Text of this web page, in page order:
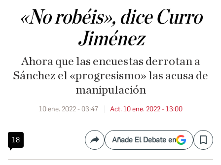
«No robéis», dice Curro
Jiménez
Ahora que las encuestas derrotan a
Sánchez el «progresismo» las acusa de
manipulación
10 ene. 2022 - 03:47 Act. 10 ene. 2022 - 13:00
18 CompartirAñade El Debate en Save